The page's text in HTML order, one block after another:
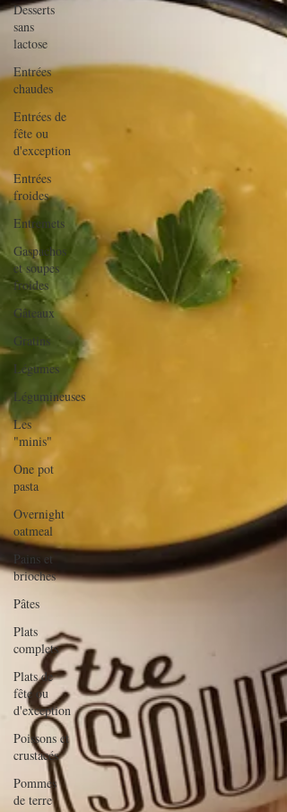
Desserts
sans
lactose
Entrées
chaudes
Entrées de
fête ou
d'exception
Entrées
froides
Entremets
Gaspachos
et soupes
froides
Gâteaux
Gratins
Légumes
Légumineuses
Les
"minis"
One pot
pasta
Overnight
oatmeal
Pains et
brioches
Pâtes
Plats
complets
Plats de
fête ou
d'exception
Poissons et
crustacés
Pommes
de terre